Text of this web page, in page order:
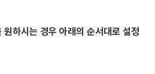
하시는 경우 아래의 순서대로 설정